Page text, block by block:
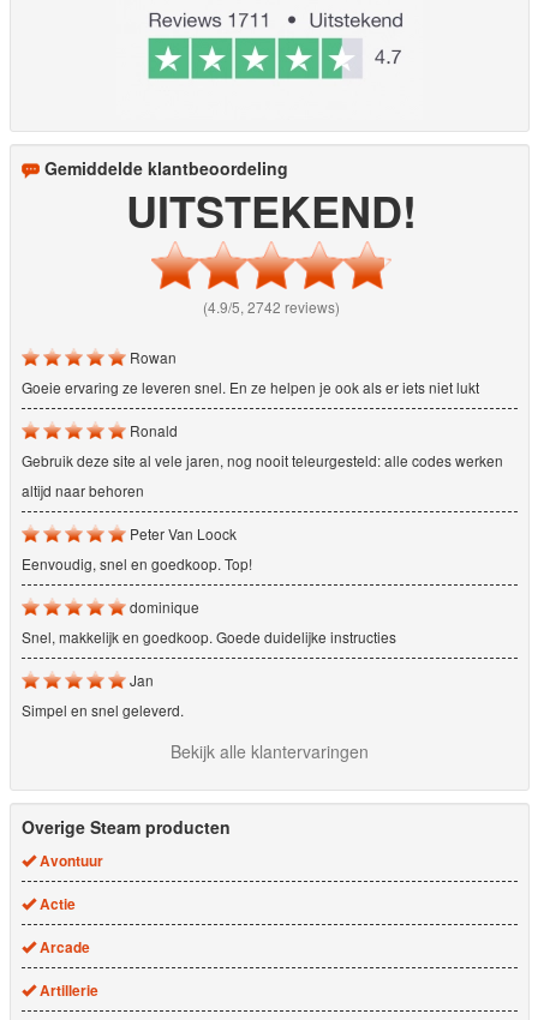
Gemiddelde klantbeoordeling
UITSTEKEND!
(4.9/5, 2742 reviews)
Rowan
Goeie ervaring ze leveren snel. En ze helpen je ook als er iets niet lukt
Ronald
Gebruik deze site al vele jaren, nog nooit teleurgesteld: alle codes werken
altijd naar behoren
Peter Van Loock
Eenvoudig, snel en goedkoop. Top!
dominique
Snel, makkelijk en goedkoop. Goede duidelijke instructies
Jan
Simpel en snel geleverd.
Bekijk alle klantervaringen
Overige Steam producten
Avontuur
Actie
Arcade
Artillerie